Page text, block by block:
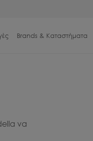
Brands & Καταστήματα
να